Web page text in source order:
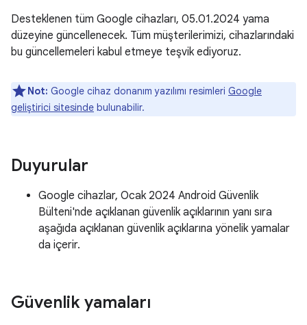
Desteklenen tüm Google cihazları, 05.01.2024 yama
düzeyine güncellenecek. Tüm müşterilerimizi, cihazlarındaki
bu güncellemeleri kabul etmeye teşvik ediyoruz.
Not: Google cihaz donanım yazılımı resimleri Google
geliştirici sitesinde bulunabilir.
Duyurular
Google cihazlar, Ocak 2024 Android Güvenlik
Bülteni'nde açıklanan güvenlik açıklarının yanı sıra
aşağıda açıklanan güvenlik açıklarına yönelik yamalar
da içerir.
Güvenlik yamaları